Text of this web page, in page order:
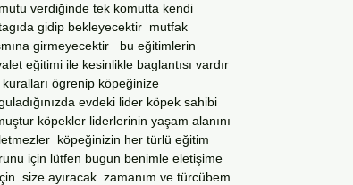
verdiğinde tek komutta kendi
gidip bekleyecektir mutfak
girmeyecektir bu eğitimlerin
eğitimi ile kesinlikle baglantısı vardır
kuralları ögrenip köpeğinize
evdeki lider köpek sahibi
köpekler liderlerinin yaşam alanını
köpeğinizin her türlü eğitim
için lütfen bugun benimle eletişime
size ayıracak zamanım ve türcübem